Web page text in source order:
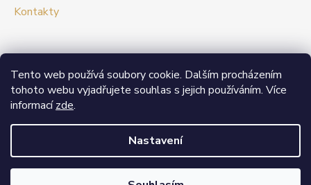
Tento web používá soubory cookie. Dalším procházením
tohoto webu vyjadřujete souhlas s jejich používáním. Více
informacízde.
Nastavení
Kontakty
Prezentační web Smart vypínače
V případě zájmu o velkoobchodní spolupráci nás
neváhejte kontaktovat.
Vytvořil Shoptet